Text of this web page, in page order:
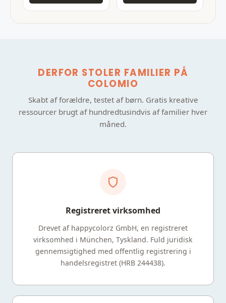
DERFOR STOLER FAMILIER PÅ
COLOMIO
Skabt af forældre, testet af børn. Gratis kreative
ressourcer brugt af hundredtusindvis af familier hver
måned.
Registreret virksomhed
Drevet af happycolorz GmbH, en registreret
virksomhed i München, Tyskland. Fuld juridisk
gennemsigtighed med offentlig registrering i
handelsregistret (HRB 244438).